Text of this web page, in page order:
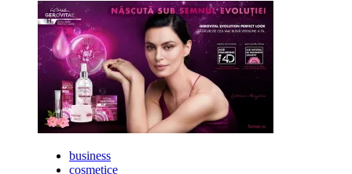
multe
despre
Două
manifestări
tematice
de
succes
la
ROMEXPO:
#BifeSim2022
și
#CosmeticsBeautyHair2022
business
cosmetice